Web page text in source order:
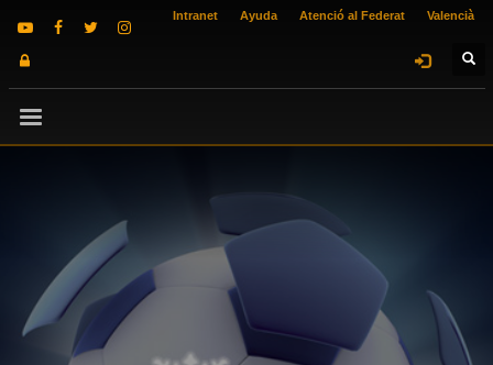
Intranet Ayuda Atenció al Federat Valencià